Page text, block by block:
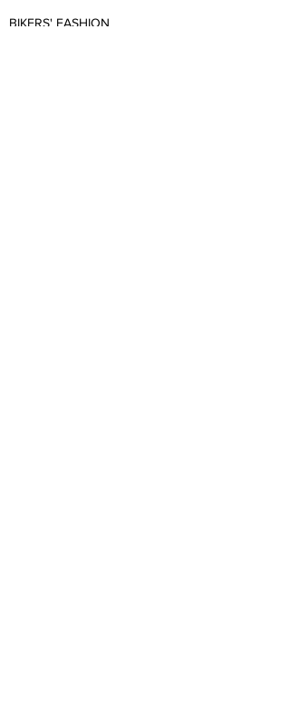
BIKERS' FASHION